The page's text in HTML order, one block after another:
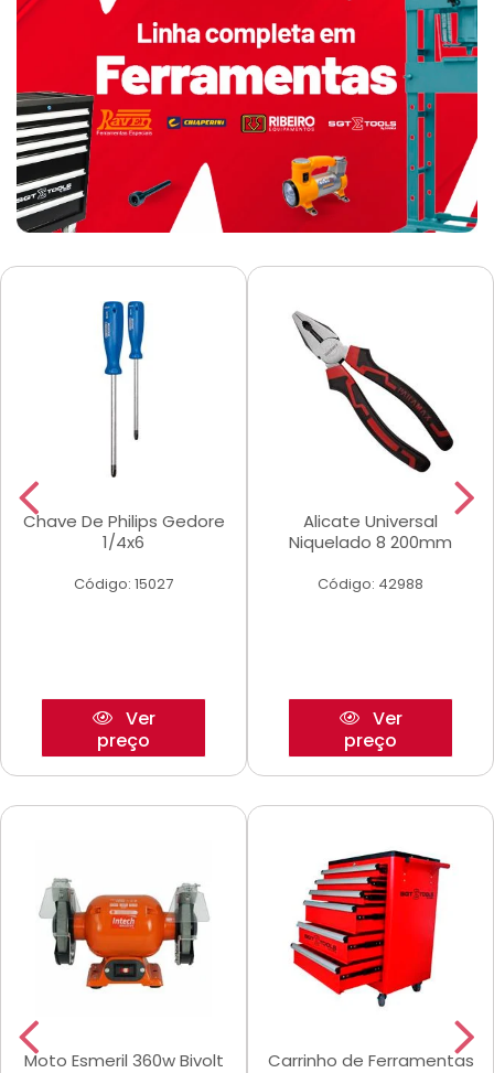
Chave De Philips Gedore
1/4x6
Código: 15027
Ver
preço
Alicate Universal
Niquelado 8 200mm
Código: 42988
Ver
preço
Moto Esmeril 360w Bivolt
Carrinho de Ferramentas